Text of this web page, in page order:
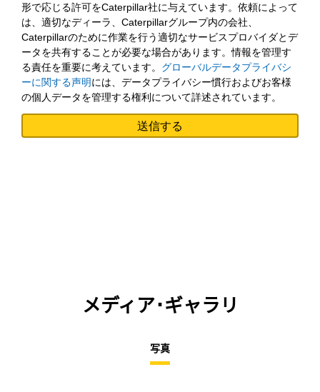
形で応じる許可をCaterpillar社に与えています。依頼によって
は、適切なディーラ、Caterpillarグループ内の会社、
Caterpillarのために作業を行う適切なサービスプロバイダとデ
ータを共有することが必要な場合があります。情報を管理す
る責任を重要に考えています。 グローバルデータプライバシ
ーに関する声明には、データプライバシー慣行およびお客様
の個人データを管理する権利について詳述されています。
メディア･ギャラリ
写真